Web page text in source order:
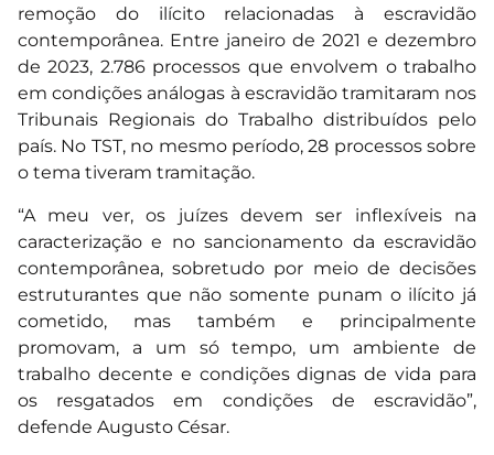
remoção do ilícito relacionadas à escravidão
contemporânea. Entre janeiro de 2021 e dezembro
de 2023, 2.786 processos que envolvem o trabalho
em condições análogas à escravidão tramitaram nos
Tribunais Regionais do Trabalho distribuídos pelo
país. No TST, no mesmo período, 28 processos sobre
o tema tiveram tramitação.
“A meu ver, os juízes devem ser inflexíveis na
caracterização e no sancionamento da escravidão
contemporânea, sobretudo por meio de decisões
estruturantes que não somente punam o ilícito já
cometido, mas também e principalmente
promovam, a um só tempo, um ambiente de
trabalho decente e condições dignas de vida para
os resgatados em condições de escravidão”,
defende Augusto César.